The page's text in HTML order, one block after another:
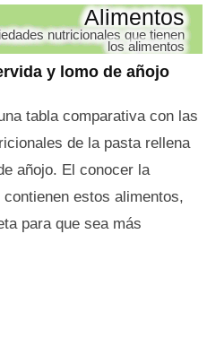
y lomo de añojo
Alimentos
nutricionales que tienen
los alimentos
tabla comparativa con las
de la pasta rellena
añojo. El conocer la
estos alimentos,
para que sea más